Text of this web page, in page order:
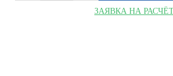
ЗАЯВКА НА